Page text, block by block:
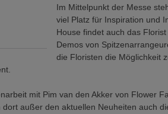
Im Mittelpunkt der Messe
viel Platz für Inspiration und
House findet auch das
Demos von
die Floristen die Möglichkeit
mit Pim van den Akker von Flower
außer den aktuellen Neuheiten auch